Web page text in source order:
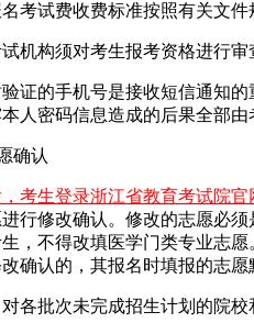
考试费收费标准按照有关文件
机构须对考生报考资格进行
证的手机号是接收短信通知
人密码信息造成的后果全部由
确认
考生登录浙江省教育考试院官
行修改确认。修改的志愿必
，不得改填医学门类专业志
确认的，其报名时填报的志愿
各批次未完成招生计划的院